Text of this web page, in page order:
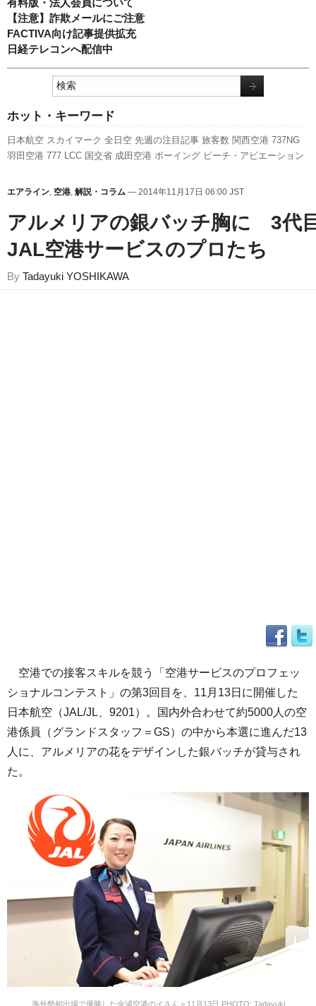
有料版・法人会員について
【注意】詐欺メールにご注意
FACTIVA向け記事提供拡充
日経テレコンへ配信中
ホット・キーワード
日本航空 スカイマーク 全日空 先週の注目記事 旅客数 関西空港 737NG
羽田空港 777 LCC 国交省 成田空港 ボーイング ピーチ・アビエーション
ントレア
航空貨物 人事 客室乗務員 福岡空港 新型コロナウイルス
新千歳空港
エアライン, 空港, 解説・コラム — 2014年11月17日 06:00 JST
アルメリアの銀バッチ胸に 3代
JAL空港サービスのプロたち
By Tadayuki YOSHIKAWA
空港での接客スキルを競う「空港サービスのプロフェッ
ショナルコンテスト」の第3回目を、11月13日に開催した
日本航空（JAL/JL、9201）。国内外合わせて約5000人の空
港係員（グランドスタッフ＝GS）の中から本選に進んだ13
人に、アルメリアの花をデザインした銀バッチが貸与され
た。
海外勢初出場で優勝した金浦空港のイさん＝11月13日 PHOTO: Tadayuki